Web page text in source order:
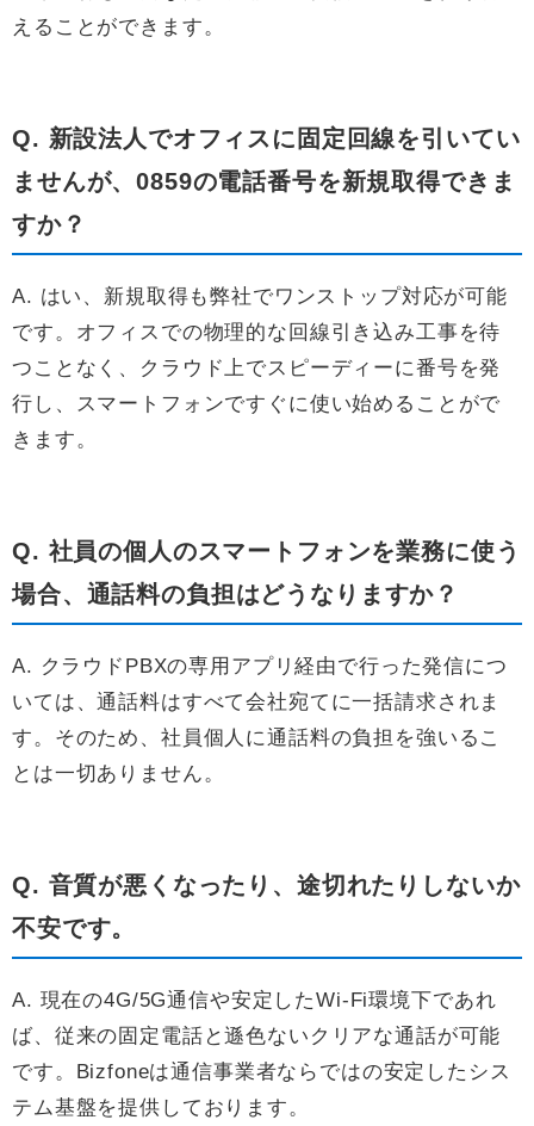
えることができます。
Q. 新設法人でオフィスに固定回線を引いてい
ませんが、0859の電話番号を新規取得できま
すか？
A. はい、新規取得も弊社でワンストップ対応が可能
です。オフィスでの物理的な回線引き込み工事を待
つことなく、クラウド上でスピーディーに番号を発
行し、スマートフォンですぐに使い始めることがで
きます。
Q. 社員の個人のスマートフォンを業務に使う
場合、通話料の負担はどうなりますか？
A. クラウドPBXの専用アプリ経由で行った発信につ
いては、通話料はすべて会社宛てに一括請求されま
す。そのため、社員個人に通話料の負担を強いるこ
とは一切ありません。
Q. 音質が悪くなったり、途切れたりしないか
不安です。
A. 現在の4G/5G通信や安定したWi-Fi環境下であれ
ば、従来の固定電話と遜色ないクリアな通話が可能
です。Bizfoneは通信事業者ならではの安定したシス
テム基盤を提供しております。